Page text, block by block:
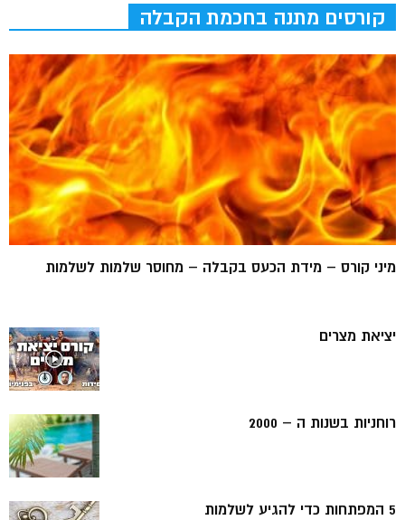
קורסים מתנה בחכמת הקבלה
מיני קורס – מידת הכעס בקבלה – מחוסר שלמות לשלמות
יציאת מצרים
רוחניות בשנות ה – 2000
5 המפתחות כדי להגיע לשלמות